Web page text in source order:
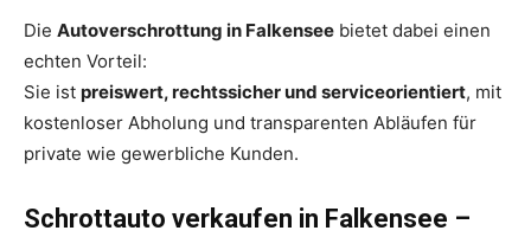
Die Autoverschrottung in Falkensee bietet dabei einen
echten Vorteil:
Sie ist preiswert, rechtssicher und serviceorientiert, mit
kostenloser Abholung und transparenten Abläufen für
private wie gewerbliche Kunden.
Schrottauto verkaufen in Falkensee –